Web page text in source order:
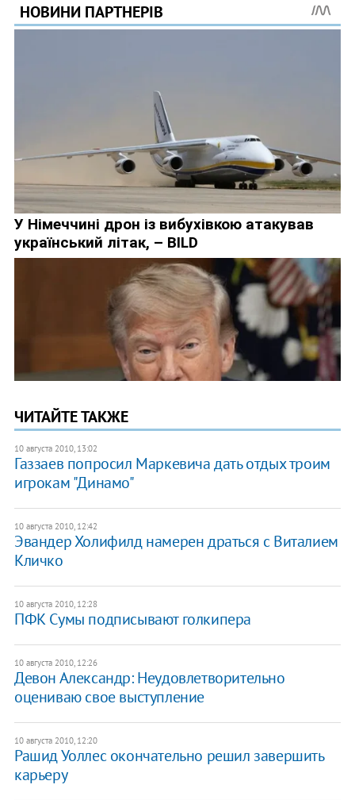
ЧИТАЙТЕ ТАКЖЕ
10 августа 2010, 13:02
Газзаев попросил Маркевича дать отдых троим
игрокам "Динамо"
10 августа 2010, 12:42
Эвандер Холифилд намерен драться с Виталием
Кличко
10 августа 2010, 12:28
ПФК Сумы подписывают голкипера
10 августа 2010, 12:26
Девон Александр: Неудовлетворительно
оцениваю свое выступление
10 августа 2010, 12:20
Рашид Уоллес окончательно решил завершить
карьеру